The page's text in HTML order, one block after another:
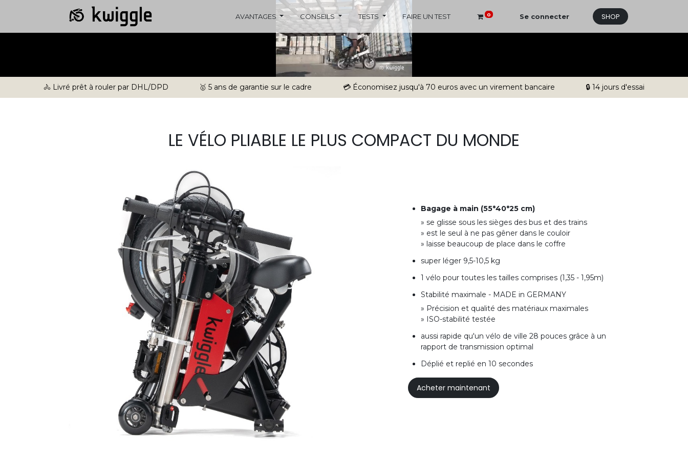
AVANTAGES CONSEILS TESTS FAIRE UN TEST 0 Se connecter SHOP
🚴 Livré prêt à rouler par DHL/DPD 🥇 5 ans de garantie sur le cadre 💳 Économisez jusqu'à 70 euros avec un virement bancaire 🔒 14 jours d'essai
LE VÉLO PLIABLE LE PLUS COMPACT DU MONDE
Bagage à main (55*40*25 cm)
» se glisse sous les sièges des bus et des trains
» est le seul à ne pas gêner dans le couloir
» laisse beaucoup de place dans le coffre
super léger 9,5-10,5 kg
1 vélo pour toutes les tailles comprises (1,35 - 1,95m)
Stabilité maximale - MADE in GERMANY
» Précision et qualité des matériaux maximales
» ISO-stabilité testée
aussi rapide qu'un vélo de ville 28 pouces grâce à un
rapport de transmission optimal
Déplié et replié en 10 secondes
Acheter maintenant